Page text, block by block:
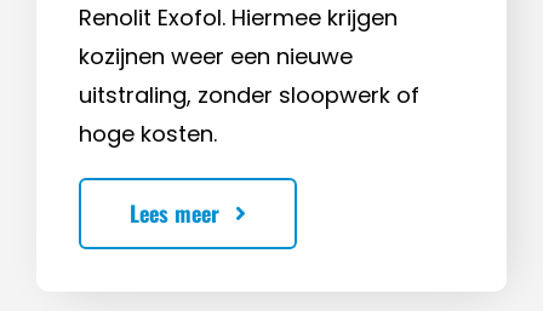
Renolit Exofol. Hiermee krijgen
kozijnen weer een nieuwe
uitstraling, zonder sloopwerk of
hoge kosten.
Lees meer